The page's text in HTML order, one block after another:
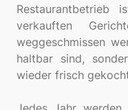
verkauften
weggeschmissen
haltbar sind,
wieder frisch